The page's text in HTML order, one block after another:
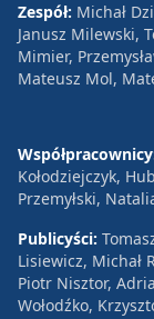
Zespół: Michał
Janusz Milewski,
Mimier,
Mateusz Mol,
Kołodziejczyk,
Przemyłski,
Publicyści:
Lisiewicz, Michał
Piotr Nisztor,
Wołodźko,